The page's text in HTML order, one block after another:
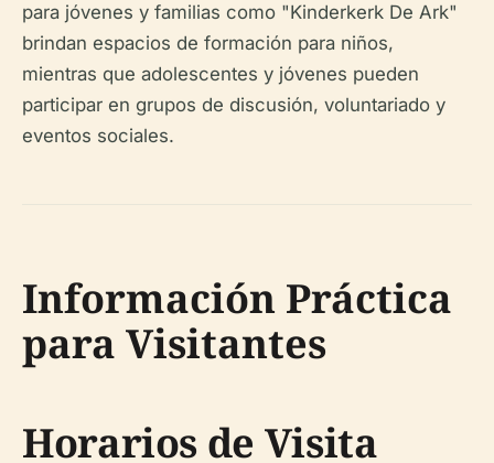
para jóvenes y familias como "Kinderkerk De Ark"
brindan espacios de formación para niños,
mientras que adolescentes y jóvenes pueden
participar en grupos de discusión, voluntariado y
eventos sociales.
Información Práctica
para Visitantes
Horarios de Visita